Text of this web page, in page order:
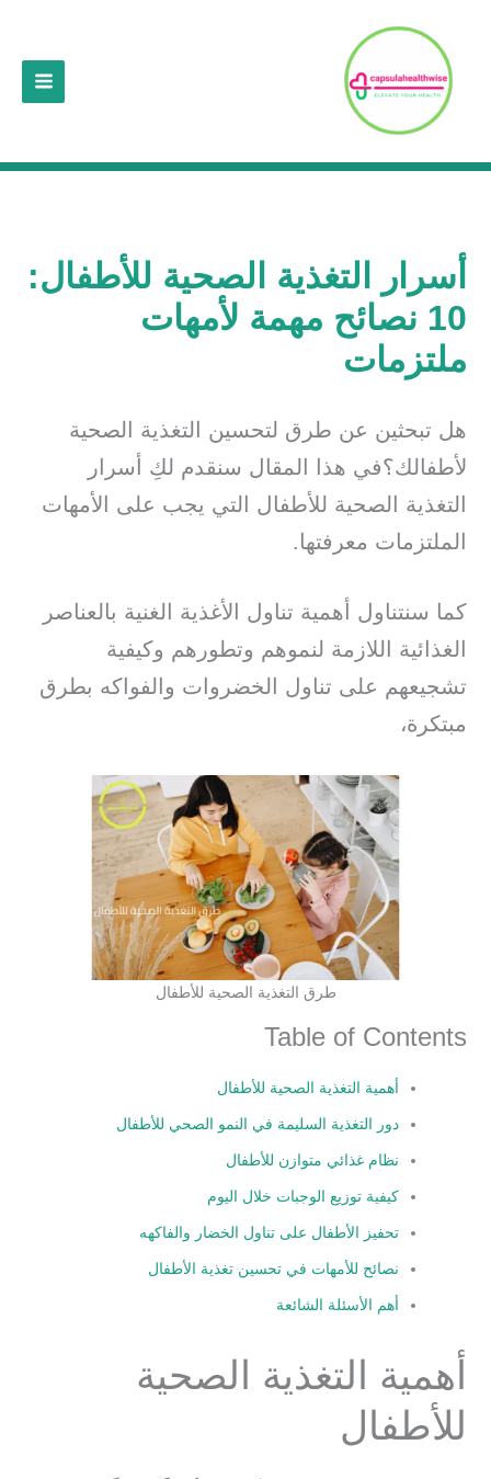
المحتوى
أسرار التغذية الصحية للأطفال:
10 نصائح مهمة لأمهات
ملتزمات
هل تبحثين عن طرق لتحسين التغذية الصحية
لأطفالك؟في هذا المقال سنقدم لكِ أسرار
التغذية الصحية للأطفال التي يجب على الأمهات
الملتزمات معرفتها.
كما سنتناول أهمية تناول الأغذية الغنية بالعناصر
الغذائية اللازمة لنموهم وتطورهم وكيفية
تشجيعهم على تناول الخضروات والفواكه بطرق
مبتكرة،
طرق التغذية الصحية للأطفال
Table of Contents
أهمية التغذية الصحية للأطفال
دور التغذية السليمة في النمو الصحي للأطفال
نظام غذائي متوازن للأطفال
كيفية توزيع الوجبات خلال اليوم
تحفيز الأطفال على تناول الخضار والفاكهه
نصائح للأمهات في تحسين تغذية الأطفال
أهم الأسئلة الشائعة
أهمية التغذية الصحية
للأطفال